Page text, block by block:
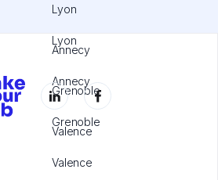
Lyon
Annecy
Grenoble
Valence
Lyon
Annecy
Grenoble
Valence